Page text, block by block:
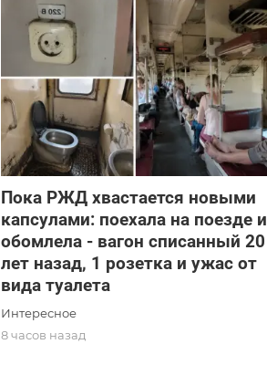
Пока РЖД хвастается новыми
капсулами: поехала на поезде и
обомлела - вагон списанный 20
лет назад, 1 розетка и ужас от
вида туалета
Интересное
8 часов назад